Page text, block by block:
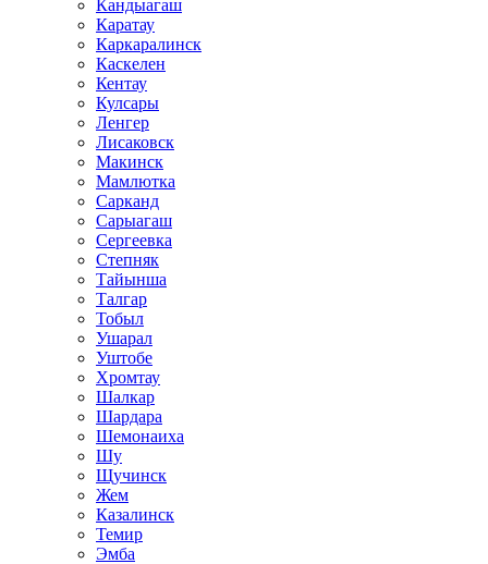
Кандыагаш
Каратау
Каркаралинск
Каскелен
Кентау
Кулсары
Ленгер
Лисаковск
Макинск
Мамлютка
Сарканд
Сарыагаш
Сергеевка
Степняк
Тайынша
Талгар
Тобыл
Ушарал
Уштобе
Хромтау
Шалкар
Шардара
Шемонаиха
Шу
Щучинск
Жем
Казалинск
Темир
Эмба